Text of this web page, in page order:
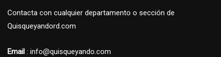
Contacta con cualquier departamento o sección de
Quisqueyandord.com
Email : info@quisqueyando.com